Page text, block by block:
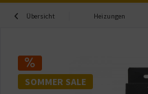
Übersicht Heizungen
SOMMER SALE